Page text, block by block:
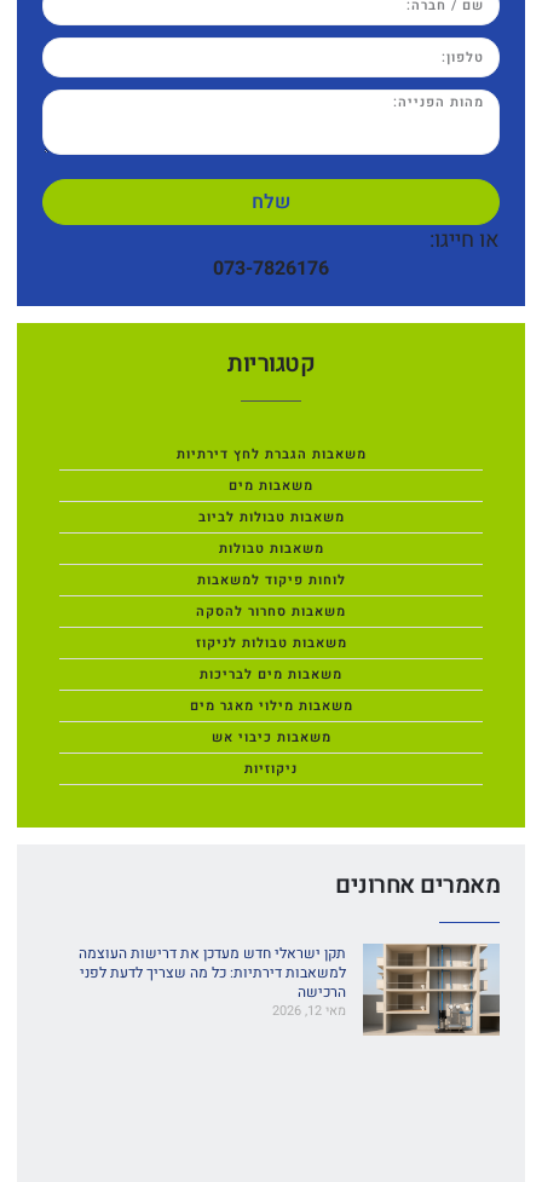
שלח
או חייגו:
073-7826176
קטגוריות
משאבות הגברת לחץ דירתיות
משאבות מים
משאבות טבולות לביוב
משאבות טבולות
לוחות פיקוד למשאבות
משאבות סחרור להסקה
משאבות טבולות לניקוז
משאבות מים לבריכות
משאבות מילוי מאגר מים
משאבות כיבוי אש
ניקוזיות
מאמרים אחרונים
תקן ישראלי חדש מעדכן את דרישות העוצמה
למשאבות דירתיות: כל מה שצריך לדעת לפני
הרכישה
מאי 12, 2026